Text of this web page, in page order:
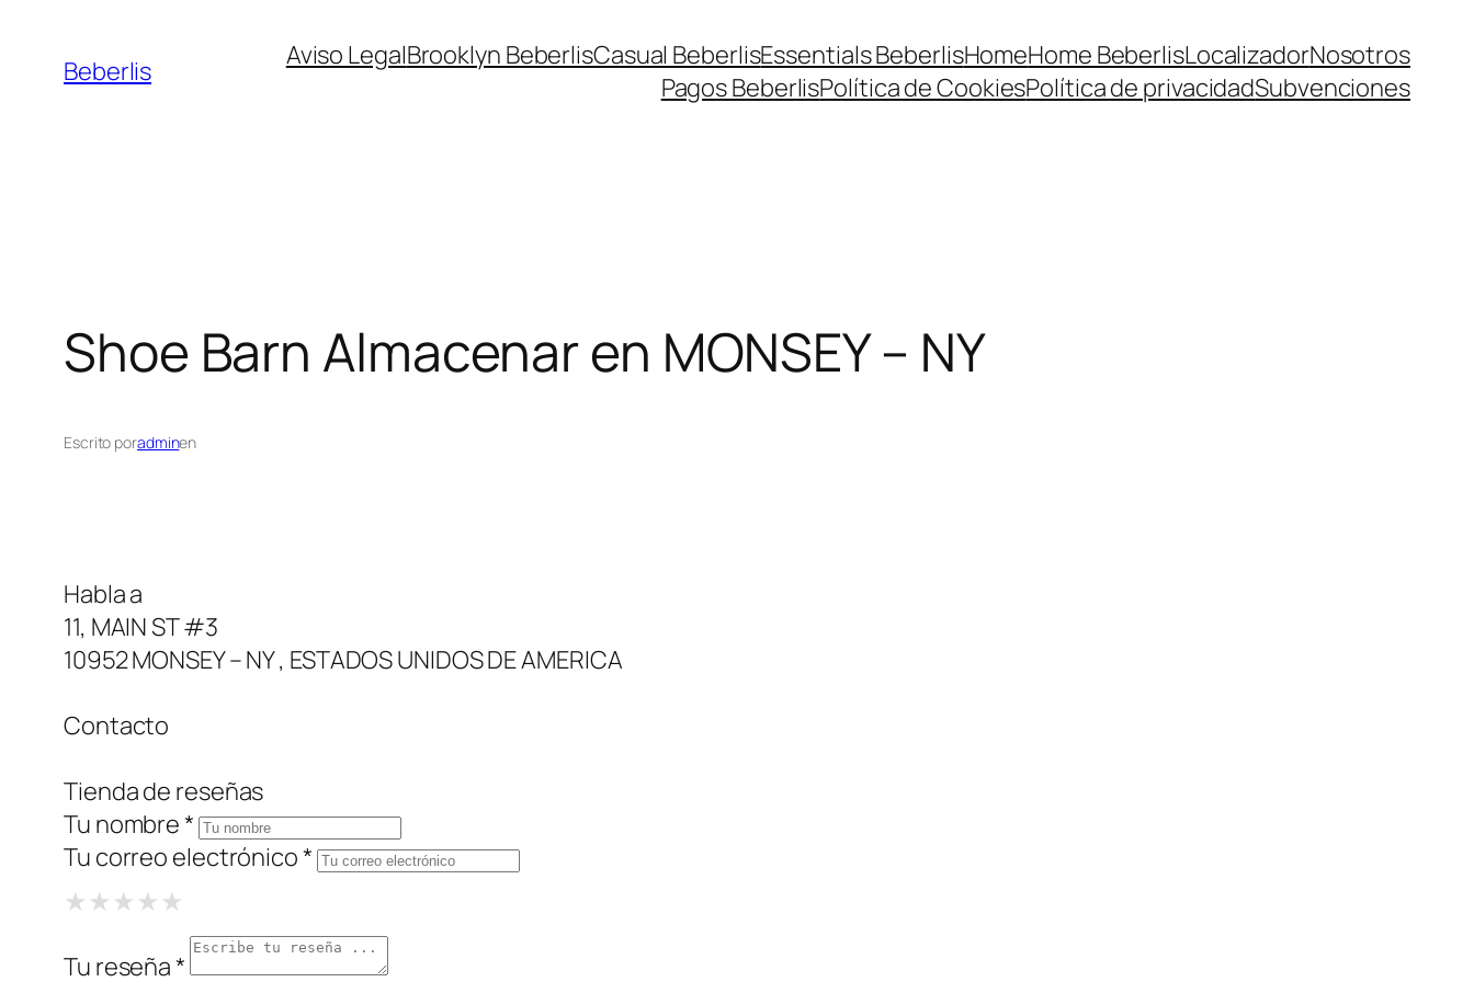
Beberlis Aviso LegalBrooklyn BeberlisCasual BeberlisEssentials BeberlisHomeHome BeberlisLocalizadorNosotros
Pagos BeberlisPolítica de CookiesPolítica de privacidadSubvenciones
Shoe Barn Almacenar en MONSEY – NY
Escrito poradminen
Habla a
11, MAIN ST #3
10952 MONSEY – NY , ESTADOS UNIDOS DE AMERICA
Contacto
Tienda de reseñas
Tu nombre *
Tu correo electrónico *
★1 Star
★★2 Stars
★★★3 Stars
★★★★4 Stars
★★★★★
Tu reseña *